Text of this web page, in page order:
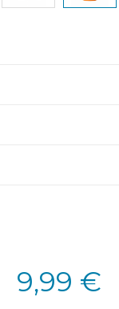
9,99 €